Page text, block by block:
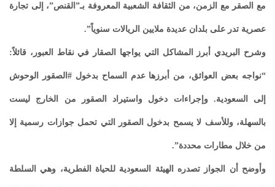
مع الصقر مع الزمن، من الثقافة الشعبية المعروفة بـ”القنص”، إلى تجارة
عصرية تدر على بلدان عديدة ملايين الريالات سنوياً”.
وشرح البريدي أبرز المشاكل التي يواجها الصقار في نقاط العبور، قائلاً:
“نواجه بعض العوائق، من أبرزها عدم السماح بدخول #الصقور الوحوش
إلى السعودية. وإجراءات دخول واستيراد الصقور من الخارج ليست
بالسهلة، وللأسف لا يسمح بدخول الصقور التي تحمل جوازات رسمية إلا
من خلال مطارات محددة”.
وأوضح أن الجواز تصدره الهيئة السعودية للحياة الفطرية، وهي السلطة